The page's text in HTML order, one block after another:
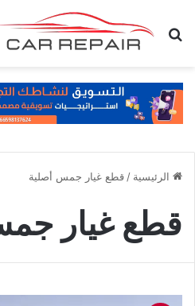
بحث عن
الرئيسية / قطع غيار جمس أصلية
قطع غيار